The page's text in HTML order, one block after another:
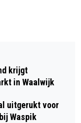
MET
krijgt
in Waalwijk
uitgerukt voor
Waspik